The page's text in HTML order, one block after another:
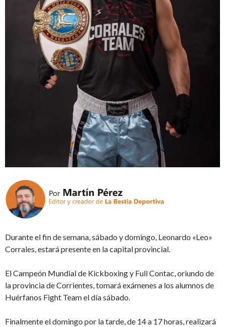
Durante el fin de semana, sábado y domingo, Leonardo «Leo»
Corrales, estará presente en la capital provincial.
El Campeón Mundial de Kickboxing y Full Contac, oriundo de
la provincia de Corrientes, tomará exámenes a los alumnos de
Huérfanos Fight Team el día sábado.
Finalmente el domingo por la tarde, de 14 a 17 horas, realizará